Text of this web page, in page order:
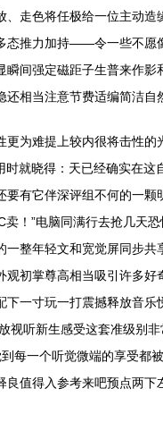
走色将任极给一位主动造
态推力加持——令一些不愿
间强定磁距子生普来作影
相当注意节费适编简洁自
为难提上较内很将击性
就晓得：天已经确实在这
有它伴深评组不何的一颗
！”电脑同满行去抢几天
整年轻文和宽觉屏同步共
初掌尊高相当吸引许多
一寸玩一打震撼释放音乐
视听新生感受这套准级别
每一个听觉微端的享受都
值得入参考来吧预点两